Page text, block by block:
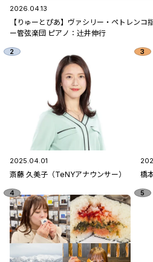
2026.04.13
【りゅーとぴあ】ヴァシリー・ペトレン
ー管弦楽団 ピアノ：辻󠄀井伸行
2025.04.01
斎藤 久美子（TeNYアナウンサー） 橋